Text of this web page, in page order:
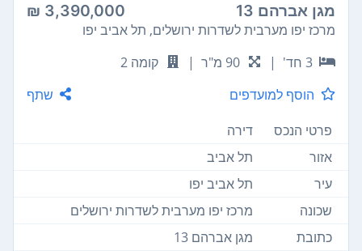
מגן אברהם 13 3,390,000 ₪
מרכז יפו מערבית לשדרות ירושלים, תל אביב יפו
3 חד'
| 90 מ"ר |
קומה 2
הוסף למועדפים
שתף
פרטי הנכס
דירה
אזור
תל אביב
עיר
תל אביב יפו
שכונה
מרכז יפו מערבית לשדרות ירושלים
כתובת
מגן אברהם 13